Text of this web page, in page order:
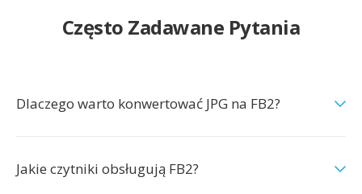
Często Zadawane Pytania
Dlaczego warto konwertować JPG na FB2?
Jakie czytniki obsługują FB2?